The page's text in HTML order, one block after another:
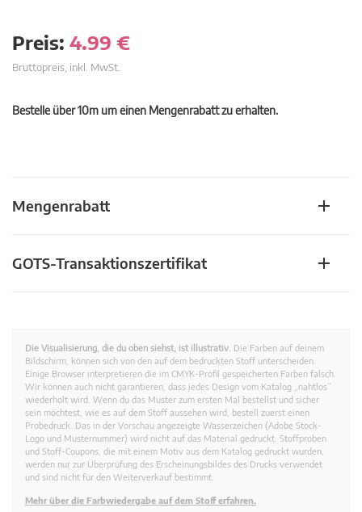
Preis: 4.99 €
Bruttopreis, inkl. MwSt.
Bestelle über 10m um einen Mengenrabatt zu erhalten.
Mengenrabatt
GOTS-Transaktionszertifikat
Die Visualisierung, die du oben siehst, ist illustrativ. Die Farben auf deinem
Bildschirm, können sich von den auf dem bedruckten Stoff unterscheiden.
Einige Browser interpretieren die im CMYK-Profil gespeicherten Farben falsch.
Wir können auch nicht garantieren, dass jedes Design vom Katalog „nahtlos”
wiederholt wird. Wenn du das Muster zum ersten Mal bestellst und sicher
sein möchtest, wie es auf dem Stoff aussehen wird, bestell zuerst einen
Probedruck. Das in der Vorschau angezeigte Wasserzeichen (Adobe Stock-
Logo und Musternummer) wird nicht auf das Material gedruckt. Stoffproben
und Stoff-Coupons, die mit einem Motiv aus dem Katalog gedruckt wurden,
werden nur zur Überprüfung des Erscheinungsbildes des Drucks verwendet
und sind nicht für den Weiterverkauf bestimmt.
Mehr über die Farbwiedergabe auf dem Stoff erfahren.